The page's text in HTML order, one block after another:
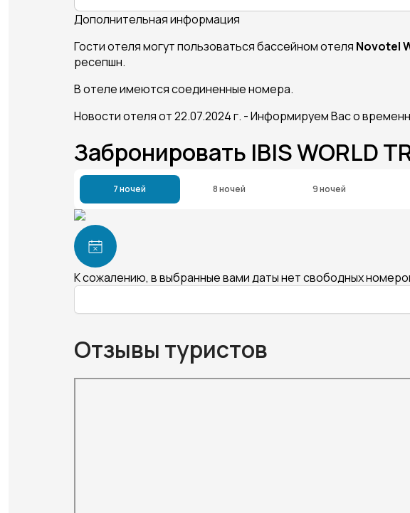
Дополнительная информация
Гости отеля могут пользоваться бассейном отеля Novotel
ресепшн.
В отеле имеются соединенные номера.
Новости отеля от 22.07.2024 г. - Информируем Вас о
Забронировать IBIS WORLD
7 ночей 8 ночей 9 ночей
К сожалению, в выбранные вами даты нет свободных
Отзывы туристов